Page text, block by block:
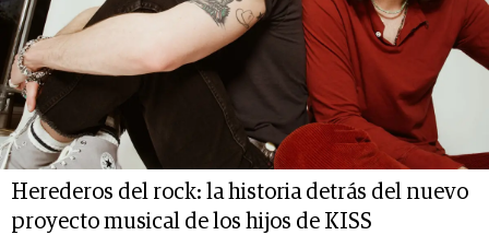
Herederos del rock: la historia detrás del nuevo
proyecto musical de los hijos de KISS